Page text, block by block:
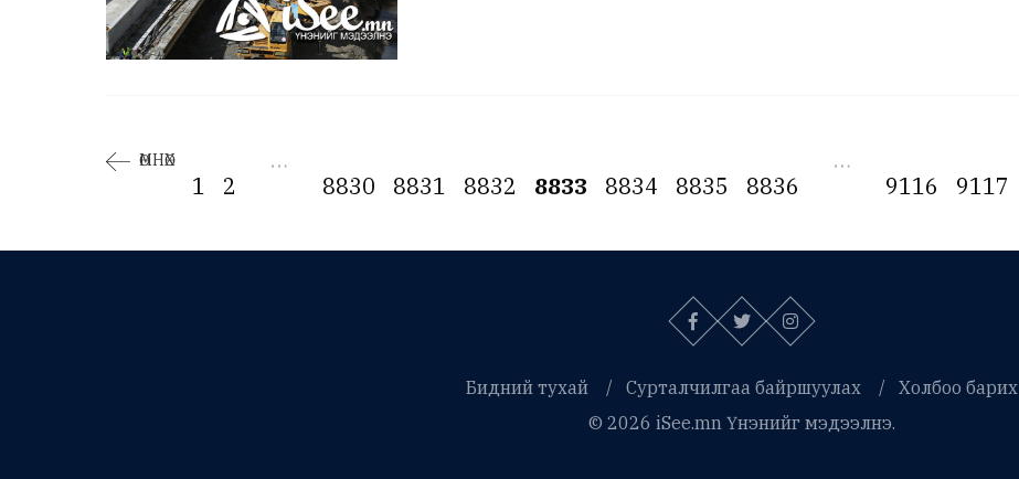
ӨМНӨХ
1 2
…
8830
8831 8832 8833 8834 8835 8836
…
9116
9117
Бидний тухай Сурталчилгаа байршуулах
Холбоо барих
© 2026 iSee.mn Үнэнийг мэдээлнэ.